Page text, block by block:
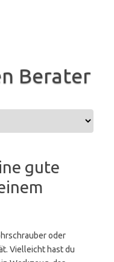
Berater
gute
oder
Vielleicht hast du